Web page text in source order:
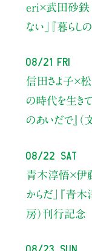
eri×武田砂鉄
ない」
『暮ら
08/21 Fri
信田さよ子×
の時代を生きて
のあいだで』
08/22 Sat
青木淳悟×伊
からだ」
『青
房）刊行記念
08/23 Sun